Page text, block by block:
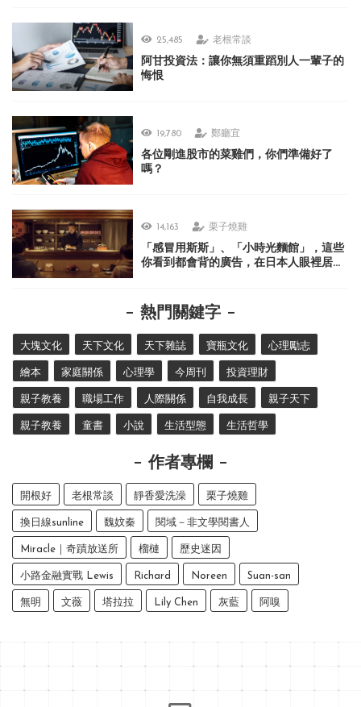
25,485 老根常談
阿甘投資法：讓你無須重蹈別人一輩子的
悔恨
19,780 鄭廳宜
各位剛進股市的菜雞們，你們準備好了
嗎？
14,163 栗子燒雞
「感冒用斯斯」、「小時光麵館」，這些
你看到都會背的廣告，在日本人眼裡居然
熱門關鍵字
大塊文化 天下文化 天下雜誌 寶瓶文化 心理勵志
繪本 家庭關係 心理學 今周刊 投資理財
親子教養 職場工作 人際關係 自我成長 親子天下
親子教養 童書 小說 生活型態 生活哲學
作者專欄
開根好 老根常談 靜香愛洗澡 栗子燒雞
換日線sunline 魏妏秦 閱域－非文學閱書人
Miracle｜奇蹟放送所 榴槤 歷史迷因
小路金融實戰 Lewis Richard Noreen Suan-san
無明 文薇 塔拉拉 Lily Chen 灰藍 阿嗅